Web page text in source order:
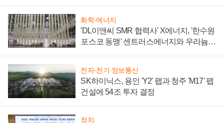
화학·에너지
'DL이앤씨 SMR 협력사' X에너지, '한수원
포스코 동맹' 센트러스에너지와 우라늄
전자·전기·정보통신
SK하이닉스, 용인 'Y2' 팹과 청주 'M17' 팹
건설에 54조 투자 결정
정치